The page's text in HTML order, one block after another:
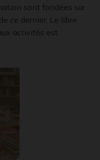
sont fondées sur
ce dernier. Le libre
activités est